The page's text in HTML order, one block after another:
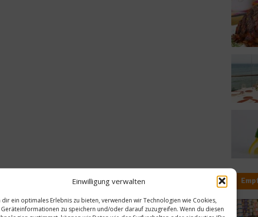
Einwilligung verwalten
dir ein optimales Erlebnis zu bieten, verwenden wir Technologien wie Cookies,
Geräteinformationen zu speichern und/oder darauf zuzugreifen. Wenn du diesen
Bio & Co